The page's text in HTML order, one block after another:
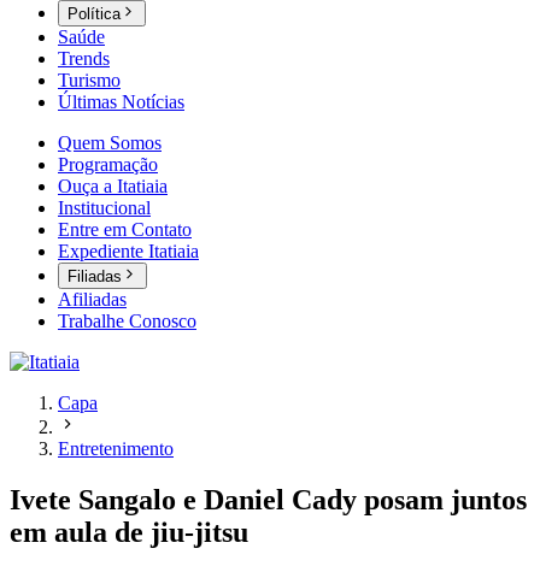
Política
Saúde
Trends
Turismo
Últimas Notícias
Quem Somos
Programação
Ouça a Itatiaia
Institucional
Entre em Contato
Expediente Itatiaia
Filiadas
Afiliadas
Trabalhe Conosco
Capa
Entretenimento
Ivete Sangalo e Daniel Cady posam juntos
em aula de jiu-jitsu